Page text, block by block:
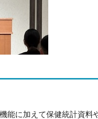
能に加えて保健統計資料